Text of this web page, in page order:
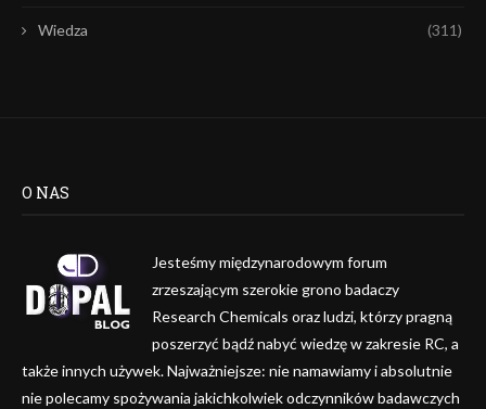
Wiedza (311)
O NAS
Jesteśmy międzynarodowym forum
zrzeszającym szerokie grono badaczy
Research Chemicals oraz ludzi, którzy pragną
poszerzyć bądź nabyć wiedzę w zakresie RC, a
także innych używek. Najważniejsze: nie namawiamy i absolutnie
nie polecamy spożywania jakichkolwiek odczynników badawczych